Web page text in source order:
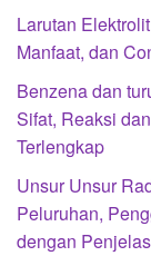
Larutan
Manfaat, dan
Benzena dan
Sifat, Reaksi
Terlengkap
Unsur Unsur
Peluruhan,
dengan